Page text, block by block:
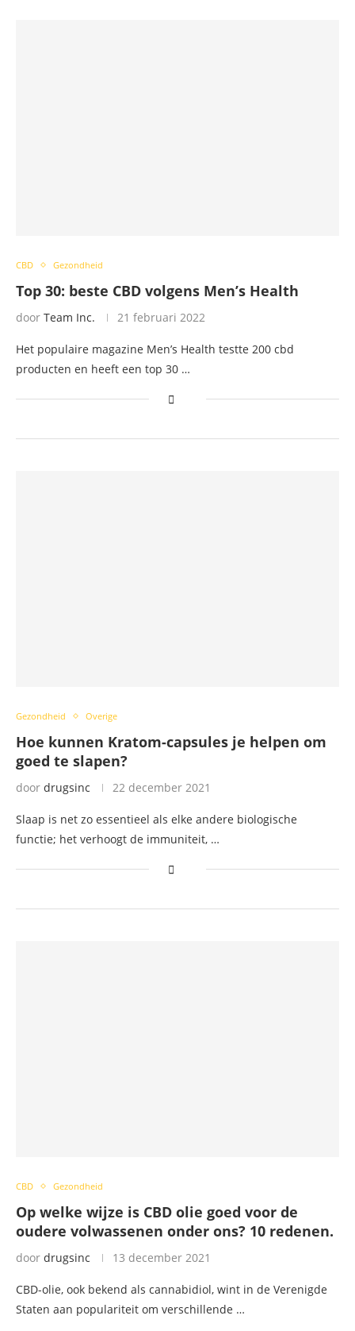
CBD Gezondheid
Top 30: beste CBD volgens Men’s Health
door Team Inc. 21 februari 2022
Het populaire magazine Men’s Health testte 200 cbd
producten en heeft een top 30 …
Gezondheid Overige
Hoe kunnen Kratom-capsules je helpen om
goed te slapen?
door drugsinc 22 december 2021
Slaap is net zo essentieel als elke andere biologische
functie; het verhoogt de immuniteit, …
CBD Gezondheid
Op welke wijze is CBD olie goed voor de
oudere volwassenen onder ons? 10 redenen.
door drugsinc 13 december 2021
CBD-olie, ook bekend als cannabidiol, wint in de Verenigde
Staten aan populariteit om verschillende …